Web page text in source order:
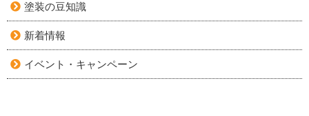
塗装の豆知識
新着情報
イベント・キャンペーン